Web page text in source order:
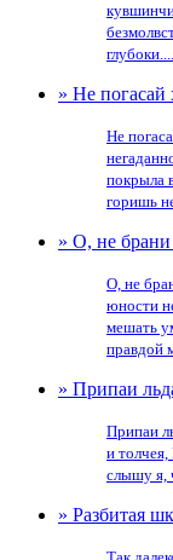
глубоки....
» Не погасай
Не
покрыла
горишь
» О, не брани
О, не
юности
мешать
правдой
» Припаи
Припаи
и
слышу я,
» Разбитая